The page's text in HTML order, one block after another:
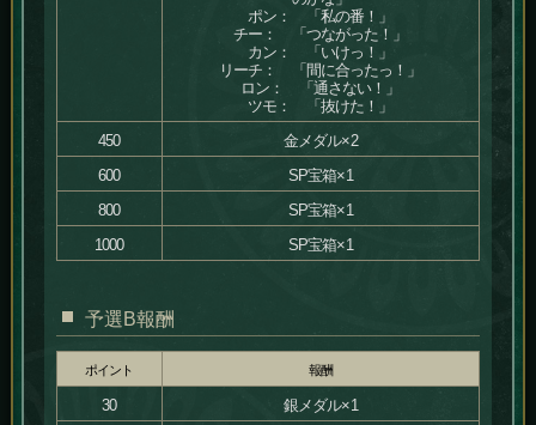
ポン： 「私の番！」
チー： 「つながった！」
カン： 「いけっ！」
リーチ： 「間に合ったっ！」
ロン： 「通さない！」
ツモ： 「抜けた！」
450
金メダル×2
600
SP宝箱×1
800
SP宝箱×1
1000
SP宝箱×1
予選B報酬
ポイント 報酬
30 銀メダル×1